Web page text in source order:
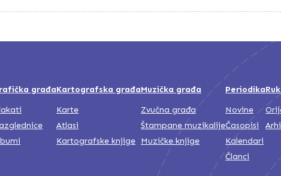
građaKartografska građa
Karte
Atlasi
Kartografske knjige
Muzička građa
Zvučna građa
Štampane muzikalije
Muzičke knjige
Periodika
Novine
Časopisi
Kalendari
Članci